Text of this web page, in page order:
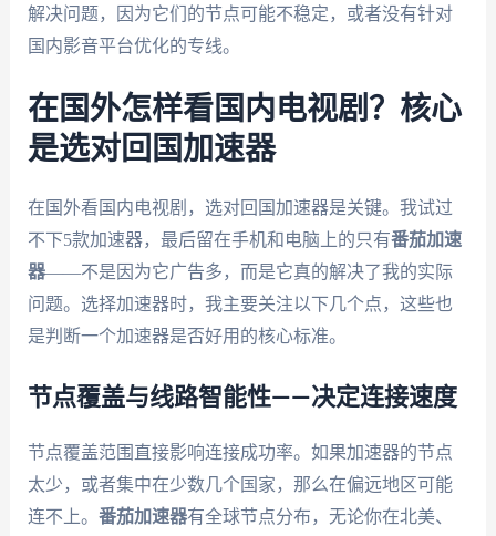
解决问题，因为它们的节点可能不稳定，或者没有针对
国内影音平台优化的专线。
在国外怎样看国内电视剧？核心
是选对回国加速器
在国外看国内电视剧，选对回国加速器是关键。我试过
不下5款加速器，最后留在手机和电脑上的只有番茄加速
器——不是因为它广告多，而是它真的解决了我的实际
问题。选择加速器时，我主要关注以下几个点，这些也
是判断一个加速器是否好用的核心标准。
节点覆盖与线路智能性——决定连接速度
节点覆盖范围直接影响连接成功率。如果加速器的节点
太少，或者集中在少数几个国家，那么在偏远地区可能
连不上。 番茄加速器有全球节点分布，无论你在北美、